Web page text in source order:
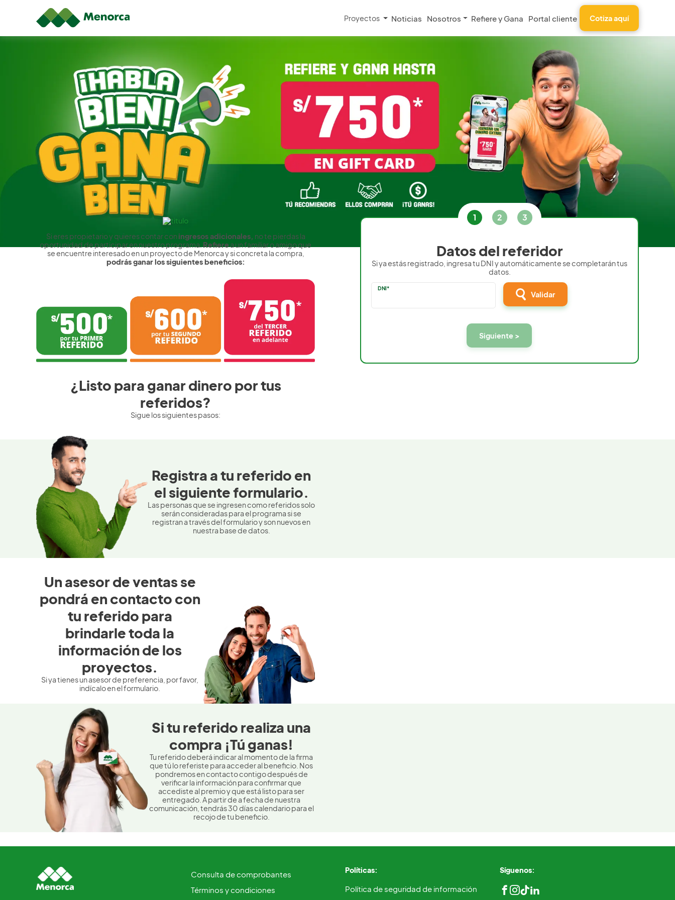
Proyectos Noticias Nosotros Refiere y Gana Portal cliente Cotiza aquí
Si eres propietario y quieres contar con ingresos adicionales, no te pierdas la
oportunidad de participar en nuestro programa. Refiere a un familiar o amigo que
se encuentre interesado en un proyecto de Menorca y si concreta la compra,
podrás ganar los siguientes beneficios:
¿Listo para ganar dinero por tus
referidos?
Sigue los siguientes pasos:
Registra a tu referido en
el siguiente formulario.
Las personas que se ingresen como referidos solo
serán consideradas para el programa si se
registran a través del formulario y son nuevos en
nuestra base de datos.
Un asesor de ventas se
pondrá en contacto con
tu referido para
brindarle toda la
información de los
proyectos.
Si ya tienes un asesor de preferencia, por favor,
indícalo en el formulario.
Si tu referido realiza una
compra ¡Tú ganas!
Tu referido deberá indicar al momento de la firma
que tú lo referiste para acceder al beneficio. Nos
pondremos en contacto contigo después de
verificar la información para confirmar que
accediste al premio y que está listo para ser
entregado. A partir de a fecha de nuestra
comunicación, tendrás 30 días calendario para el
recojo de tu beneficio.
1 2 3
Datos del referidor
Si ya estás registrado, ingresa tu DNI y automáticamente se completarán tus
datos.
DNI*
Validar
Siguiente >
Consulta de comprobantes
Términos y condiciones
Políticas:
Política de seguridad de información
Síguenos: